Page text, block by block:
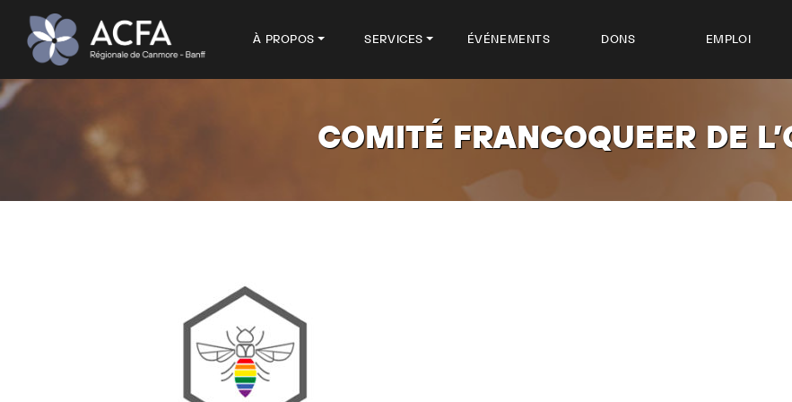
À PROPOS SERVICES ÉVÉNEMENTS DONS EMPLOI
COMITÉ FRANCOQUEER DE